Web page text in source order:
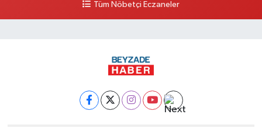
İskenderun-antakya yolu üzeri Serinyol Mah. Büyükdalyan Konteyner Kent
Tüm Nöbetçi Eczaneler